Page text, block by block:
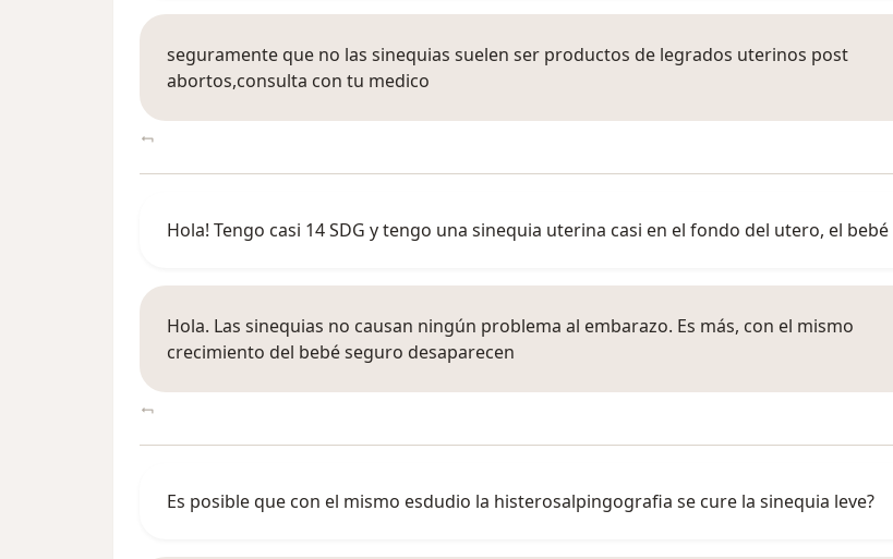
seguramente que no las sinequias suelen ser productos de legrados uterinos post
abortos,consulta con tu medico
Hola! Tengo casi 14 SDG y tengo una sinequia uterina casi en el fondo del utero, el
Hola. Las sinequias no causan ningún problema al embarazo. Es más, con el mismo
crecimiento del bebé seguro desaparecen
Es posible que con el mismo esdudio la histerosalpingografia se cure la sinequia leve?